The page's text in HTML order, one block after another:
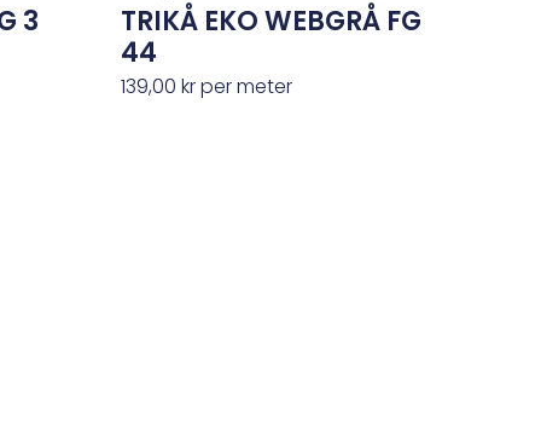
3
TRIKÅ EKO WEBGRÅ FG
44
139,00krper meter